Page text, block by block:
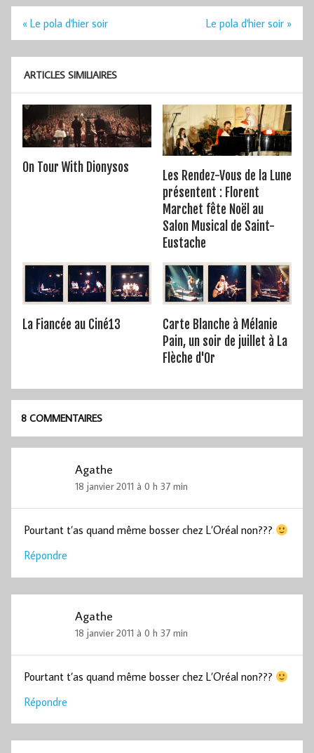
Navigation
l’article
« Le pola d'hier soir Le pola d'hier soir »
ARTICLES SIMILIAIRES
On Tour With Dionysos
Les Rendez-Vous de la Lune
présentent : Florent
Marchet fête Noël au
Salon Musical de Saint-
Eustache
La Fiancée au Ciné13
Carte Blanche à Mélanie
Pain, un soir de juillet à La
Flèche d'Or
8 COMMENTAIRES
Agathe
18 janvier 2011 à 0 h 37 min
Pourtant t’as quand même bosser chez L’Oréal non???
Répondre
Agathe
18 janvier 2011 à 0 h 37 min
Pourtant t’as quand même bosser chez L’Oréal non???
Répondre